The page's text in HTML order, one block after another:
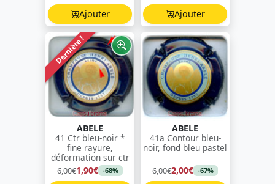
Ajouter Ajouter
Dernière !
ABELE
41 Ctr bleu-noir *
fine rayure,
déformation sur ctr
6,00€1,90€ -68%
ABELE
41a Contour bleu-
noir, fond bleu pastel
6,00€2,00€ -67%